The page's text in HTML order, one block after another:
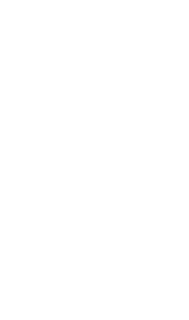
En el año 2023
algunos menos, los
de atraer a nuevos
Alfarnate te ofrece un
oferta cultural y
sierras de Enmedio,
Sus vecinos destacan
tranquilidad de sus
juegan sin correr,